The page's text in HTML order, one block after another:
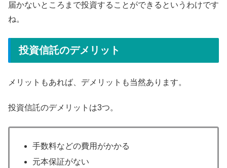
届かないところまで投資することができるというわけです
ね。
投資信託のデメリット
メリットもあれば、デメリットも当然あります。
投資信託のデメリットは3つ。
手数料などの費用がかかる
元本保証がない